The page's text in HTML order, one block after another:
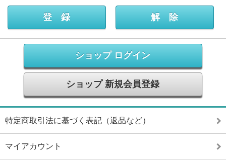
ショップ ログイン
ショップ 新規会員登録
特定商取引法に基づく表記（返品など）
マイアカウント